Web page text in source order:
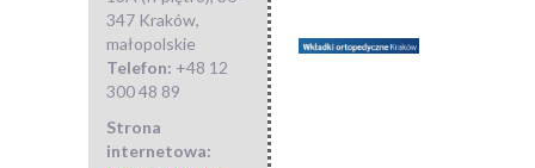
347 Kraków,
małopolskie
Telefon: +48 12
300 48 89
Strona
internetowa: